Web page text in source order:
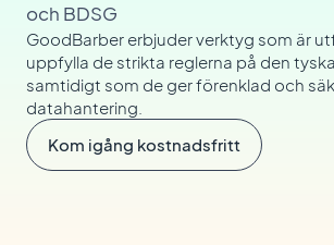
och BDSG
GoodBarber erbjuder verktyg som är
uppfylla de strikta reglerna på den
samtidigt som de ger förenklad och
datahantering.
Kom igång kostnadsfritt